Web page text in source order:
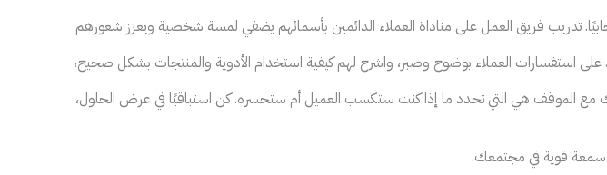
تدريب فريق العمل على مناداة العملاء الدائمين بأسمائهم يضفي لمسة شخصية ويعزز شعورهم
استفسارات العملاء بوضوح وصبر، واشرح لهم كيفية استخدام الأدوية والمنتجات بشكل صحيح،
مع الموقف هي التي تحدد ما إذا كنت ستكسب العميل أم ستخسره. كن استباقيًا في عرض الحلول،
سمعة قوية في مجتمعك.